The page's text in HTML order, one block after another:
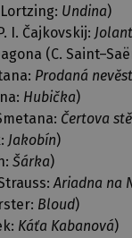
Undina)
I. Čajkovskij:
(C.
Prodaná
Hubička)
Čertova
Jakobín)
Šárka)
Ariadna na
Bloud)
Káťa Kabanová)